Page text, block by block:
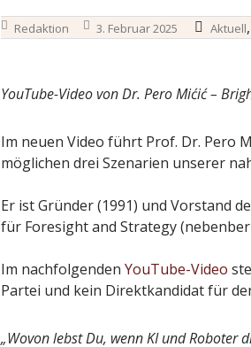
Redaktion 3. Februar 2025 Aktuell,
YouTube-Video von Dr. Pero Mićić –
Im neuen Video führt Prof. Dr. Pero
möglichen drei Szenarien unserer
Er ist Gründer (1991) und Vorstand
für Foresight and Strategy
Im nachfolgenden YouTube-Video
Partei und kein Direktkandidat für
„Wovon lebst Du, wenn KI und Roboter